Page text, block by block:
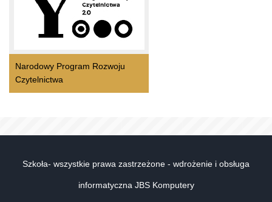
Narodowy Program Rozwoju
Czytelnictwa
Szkoła- wszystkie prawa zastrzeżone - wdrożenie i obsługa
informatyczna JBS Komputery